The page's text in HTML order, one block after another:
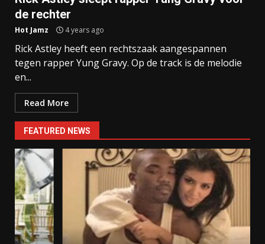
de rechter
Hot Jamz 4 years ago
Rick Astley heeft een rechtszaak aangespannen
tegen rapper Yung Gravy. Op de track is de melodie
en...
Read More
FEATURED NEWS